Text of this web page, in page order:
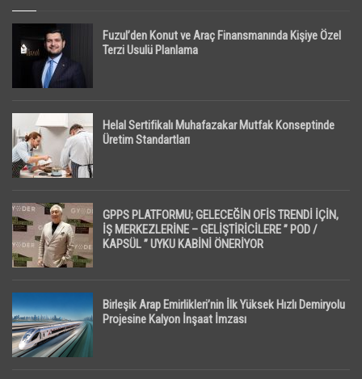
Fuzul’den Konut ve Araç Finansmanında Kişiye Özel
Terzi Usulü Planlama
Helal Sertifikalı Muhafazakar Mutfak Konseptinde
Üretim Standartları
GPPS PLATFORMU; GELECEĞİN OFİS TRENDİ İÇİN,
İŞ MERKEZLERİNE – GELİŞTİRİCİLERE ” POD /
KAPSÜL ” UYKU KABİNİ ÖNERİYOR
Birleşik Arap Emirlikleri’nin İlk Yüksek Hızlı Demiryolu
Projesine Kalyon İnşaat İmzası